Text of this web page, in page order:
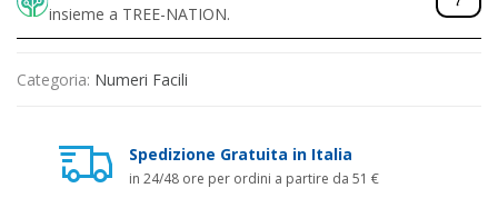
insieme a TREE-NATION.
Categoria: Numeri Facili
Spedizione Gratuita in Italia
in 24/48 ore per ordini a partire da 51 €